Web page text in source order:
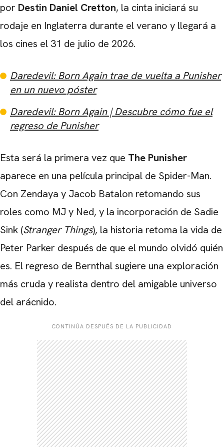
por Destin Daniel Cretton, la cinta iniciará su
rodaje en Inglaterra durante el verano y llegará a
los cines el 31 de julio de 2026.
Daredevil: Born Again trae de vuelta a Punisher
en un nuevo póster
Daredevil: Born Again | Descubre cómo fue el
regreso de Punisher
Esta será la primera vez que The Punisher
aparece en una película principal de Spider-Man.
Con Zendaya y Jacob Batalon retomando sus
roles como MJ y Ned, y la incorporación de Sadie
Sink (Stranger Things), la historia retoma la vida de
Peter Parker después de que el mundo olvidó quién
es. El regreso de Bernthal sugiere una exploración
más cruda y realista dentro del amigable universo
del arácnido.
CONTINÚA DESPUÉS DE LA PUBLICIDAD